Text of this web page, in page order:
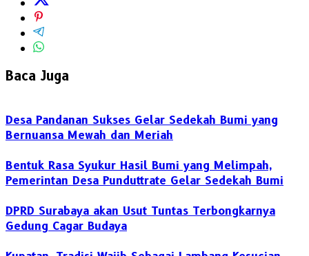
Baca Juga
Desa Pandanan Sukses Gelar Sedekah Bumi yang
Bernuansa Mewah dan Meriah
Bentuk Rasa Syukur Hasil Bumi yang Melimpah,
Pemerintan Desa Punduttrate Gelar Sedekah Bumi
DPRD Surabaya akan Usut Tuntas Terbongkarnya
Gedung Cagar Budaya